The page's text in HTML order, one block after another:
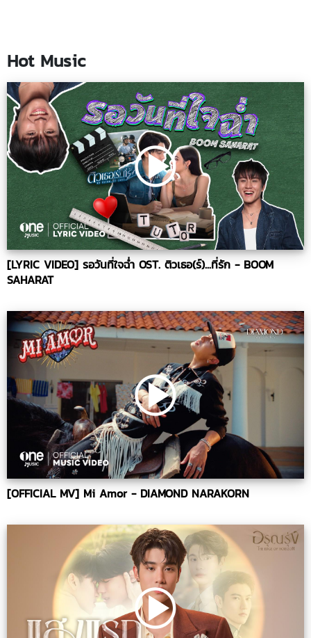
Hot Music
[LYRIC VIDEO] รอวันที่ใจฉ่ำ OST. ติวเธอ(ร์)...ที่รัก - BOOM
SAHARAT
[OFFICIAL MV] Mi Amor - DIAMOND NARAKORN